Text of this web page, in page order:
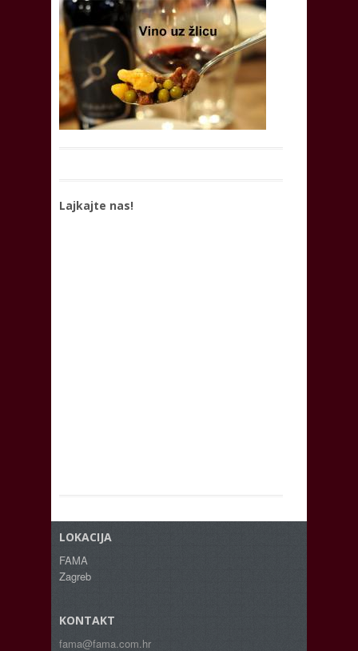
Lajkajte nas!
LOKACIJA
FAMA
Zagreb
KONTAKT
fama@fama.com.hr